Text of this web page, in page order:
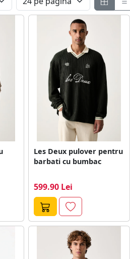
Les Deux pulover pentru
barbati cu bumbac
599.90 Lei